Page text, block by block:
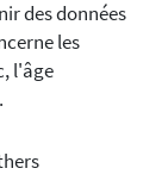
des données
les
l'âge